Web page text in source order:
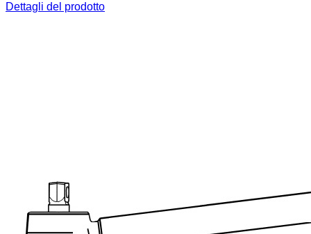
Dettagli del prodotto